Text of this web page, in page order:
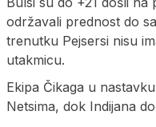
održavali prednost do
trenutku Pejsersi nisu
utakmicu.
Ekipa Čikaga u
Netsima, dok Indijana